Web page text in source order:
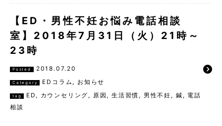
【ED・男性不妊お悩み電話相談
室】2018年7月31日（火）21時～
23時
Posted 2018.07.20
Category EDコラム , お知らせ
tag ED , カウンセリング , 原因 ,生活習慣 , 男性不妊 , 鍼 , 電話
相談